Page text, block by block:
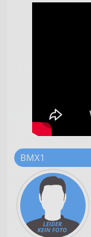
BMX1